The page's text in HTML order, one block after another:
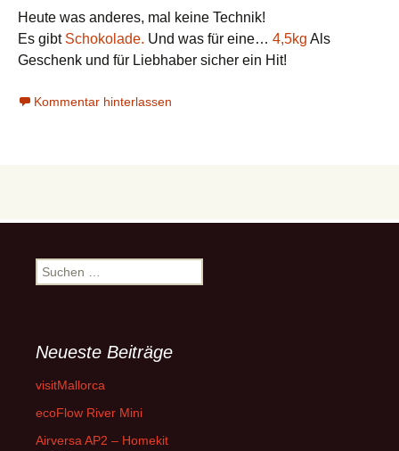
Heute was anderes, mal keine Technik!
Es gibt Schokolade. Und was für eine… 4,5kg Als
Geschenk und für Liebhaber sicher ein Hit!
Kommentar hinterlassen
Suchen
nach:
Neueste Beiträge
visitMallorca
ecoFlow River Mini
Airversa AP2 – Homekit